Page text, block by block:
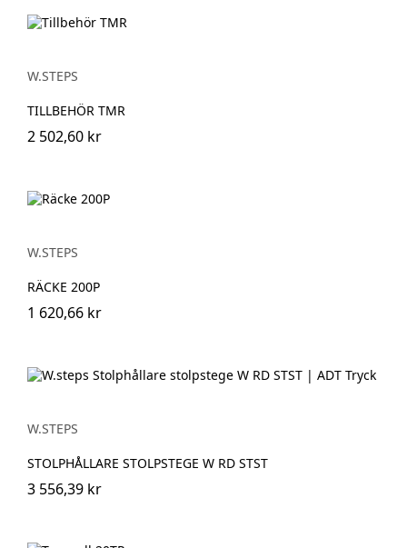
W.STEPS
TILLBEHÖR TMR
2 502,60 kr
W.STEPS
RÄCKE 200P
1 620,66 kr
W.STEPS
STOLPHÅLLARE STOLPSTEGE W RD STST
3 556,39 kr